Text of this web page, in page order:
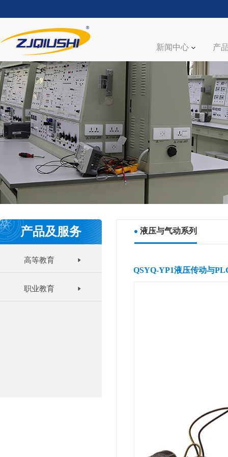
产
新闻中心
产品及服务
高等教育
职业教育
液压与气动系列
QSYQ-YP1液压传动与